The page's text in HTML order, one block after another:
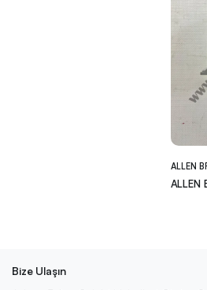
ALLEN
ALLEN
Bize Ulaşın